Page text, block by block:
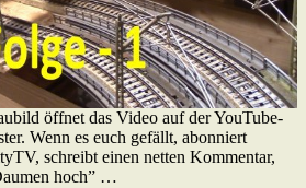
öffnet das Video auf der YouTube-
Wenn es euch gefällt, abonniert
schreibt einen netten Kommentar,
hoch” …